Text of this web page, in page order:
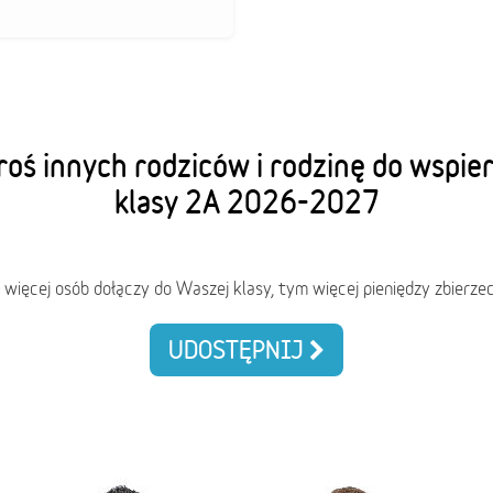
innych rodziców i rodzinę do
klasy 2A 2026-2027
więcej osób dołączy do Waszej klasy, tym więcej pieniędzy
UDOSTĘPNIJ